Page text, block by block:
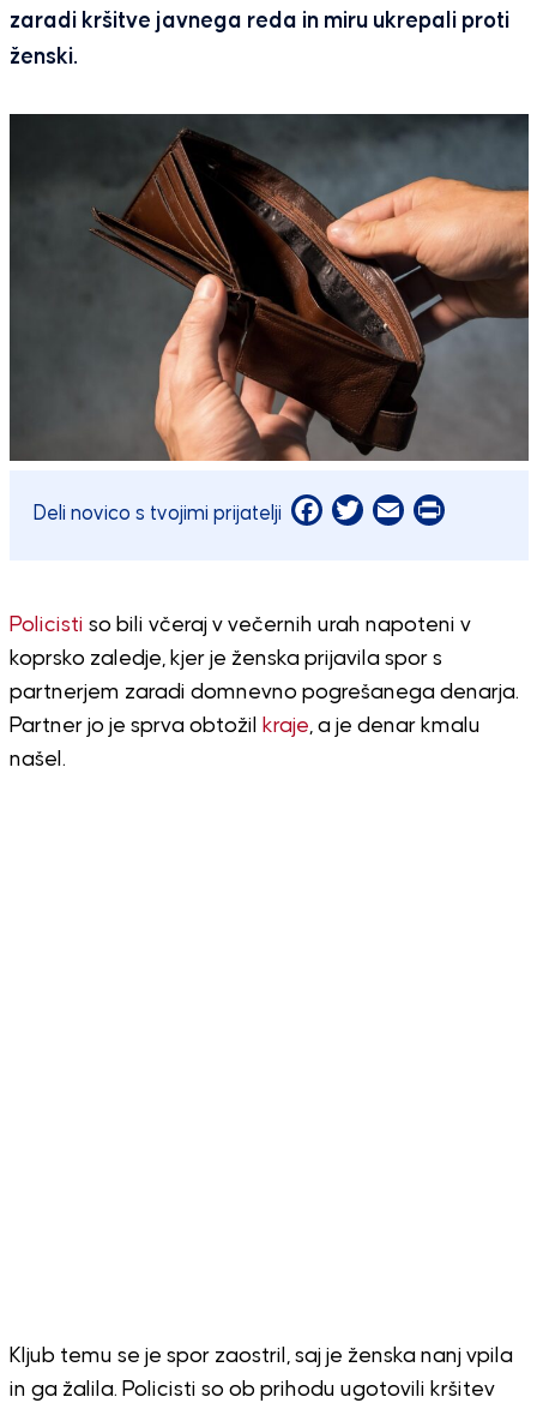
zaradi kršitve javnega reda in miru ukrepali proti
ženski.
Deli novico s tvojimi prijatelji Facebook
Twitter
EmailPrint
Policisti so bili včeraj v večernih urah napoteni v
koprsko zaledje, kjer je ženska prijavila spor s
partnerjem zaradi domnevno pogrešanega denarja.
Partner jo je sprva obtožil
kraje, a je denar kmalu
našel.
Kljub temu se je spor zaostril, saj je ženska nanj vpila
in ga žalila. Policisti so ob prihodu ugotovili kršitev